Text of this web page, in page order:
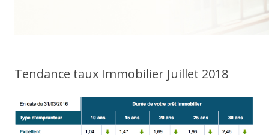
Tendance taux Immobilier Juillet 2018